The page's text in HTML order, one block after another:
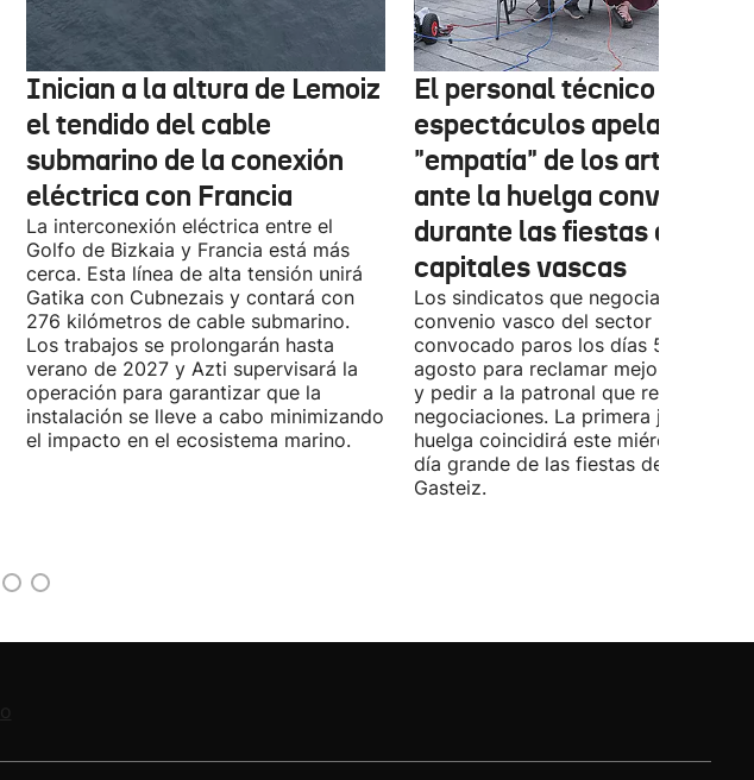
Inician a la altura de Lemoiz
el tendido del cable
submarino de la conexión
eléctrica con Francia
La interconexión eléctrica entre el
Golfo de Bizkaia y Francia está más
cerca. Esta línea de alta tensión unirá
Gatika con Cubnezais y contará con
276 kilómetros de cable submarino.
Los trabajos se prolongarán hasta
verano de 2027 y Azti supervisará la
operación para garantizar que la
instalación se lleve a cabo minimizando
el impacto en el ecosistema marino.
El personal técnico de
espectáculos apela a la
"empatía" de los artistas
ante la huelga convocada
durante las fiestas de las
capitales vascas
Los sindicatos que negocian el
convenio vasco del sector han
convocado paros los días 5, 14 y 26
agosto para reclamar mejoras
y pedir a la patronal que retome las
negociaciones. La primera jornada de
huelga coincidirá este miércoles con
día grande de las fiestas de Vitoria-
Gasteiz.